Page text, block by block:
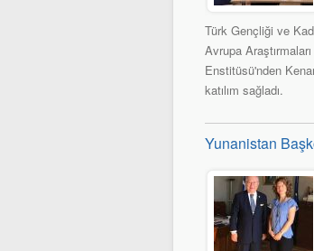
Türk Gençliği ve
Avrupa
Enstitüsü'nden
katılım sağladı.
Yunanistan